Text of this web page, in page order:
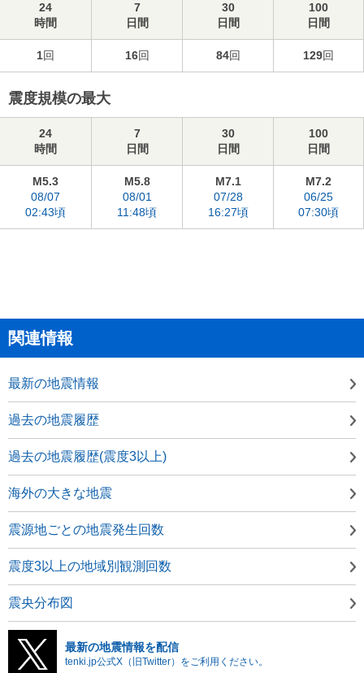
24
時間
7
日間
30
日間
100
日間
1回 16回 84回 129回
震度規模の最大
24
時間
7
日間
30
日間
100
日間
M5.3
08/07
02:43頃
M5.8
08/01
11:48頃
M7.1
07/28
16:27頃
M7.2
06/25
07:30頃
関連情報
最新の地震情報
過去の地震履歴
過去の地震履歴(震度3以上)
海外の大きな地震
震源地ごとの地震発生回数
震度3以上の地域別観測回数
震央分布図
最新の地震情報を配信
tenki.jp公式X（旧Twitter）をご利用ください。